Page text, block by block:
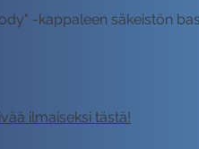
-kappaleen säkeistön
ilmaiseksi tästä!